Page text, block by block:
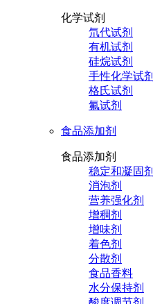
化学试剂
氘代试剂
有机试剂
硅烷试剂
手性化学试剂
格氏试剂
氟试剂
食品添加剂
食品添加剂
稳定和凝固剂
消泡剂
营养强化剂
增稠剂
增味剂
着色剂
分散剂
食品香料
水分保持剂